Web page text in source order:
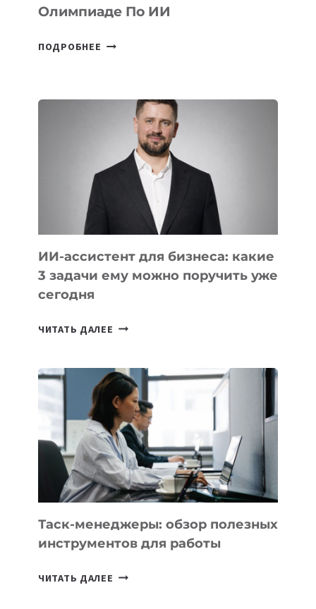
Олимпиаде По ИИ
ПОДРОБНЕЕ КАЗАХСТАНСКИЙ
ВТОРОЕ
МЕСТО
НА
МЕЖДУНАРОДНОЙ
ОЛИМПИАДЕ
ИИ
ИИ-ассистент для бизнеса: какие
3 задачи ему можно поручить уже
сегодня
ЧИТАТЬ ДАЛЕЕ ИИ-
БИЗНЕСА:
КАКИЕ
3
ЗАДАЧИ
ЕМУ
МОЖНО
ПОРУЧИТЬ
УЖЕ
СЕГОДНЯ
Таск-менеджеры: обзор полезных
инструментов для работы
ЧИТАТЬ ДАЛЕЕ ТАСК-